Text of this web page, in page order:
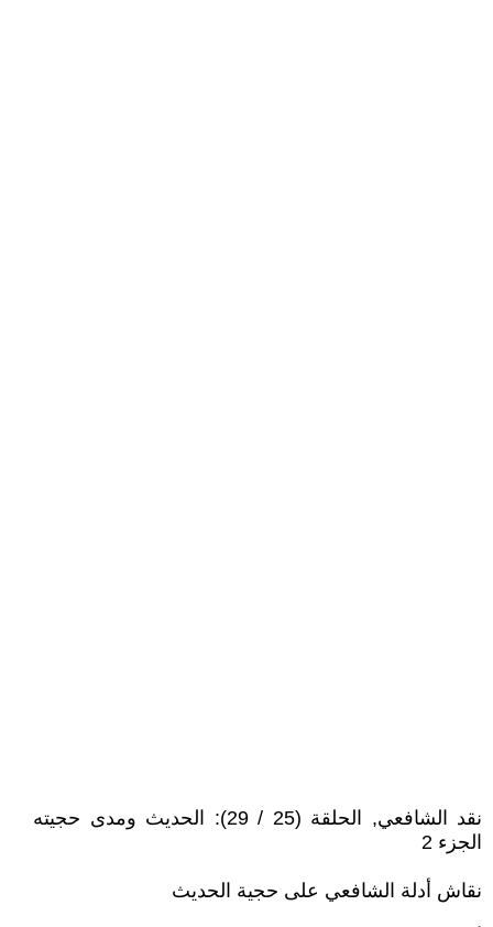
نقد الشافعي, الحلقة (25 / 29): الحديث ومدى حجيته
الجزء 2
نقاش أدلة الشافعي على حجية الحديث